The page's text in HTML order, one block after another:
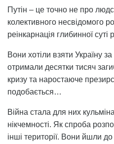
Путін – це точно не про
колективного несвідомого
реінкарнація глибинної суті
Вони хотіли взяти Україну за
отримали десятки тисяч
кризу та наростаюче
подобається…
Війна стала для них
нікчемності. Як спроба
інші території. Вони йшли